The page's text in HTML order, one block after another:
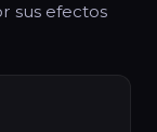
sus efectos